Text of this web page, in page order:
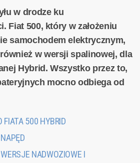
w drodze ku
Fiat 500, który w założeniu
samochodem elektrycznym,
w wersji spalinowej, dla
Hybrid. Wszystko przez to,
mocno odbiega od
FIATA 500 HYBRID
NADWOZIOWE I